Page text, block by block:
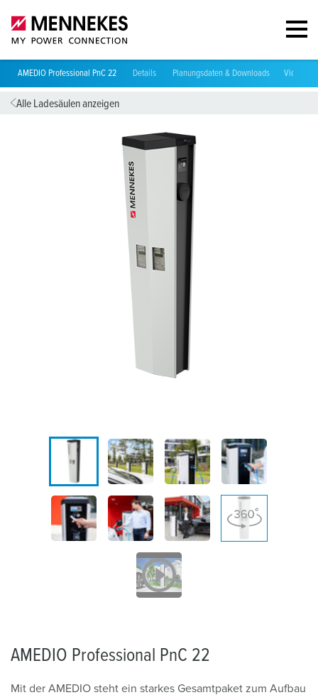
AMEDIO Professional PnC 22 Details Planungsdaten & Downloads Videos
Alle Ladesäulen anzeigen
AMEDIO Professional PnC 22
Mit der AMEDIO steht ein starkes Gesamtpaket zum Aufbau